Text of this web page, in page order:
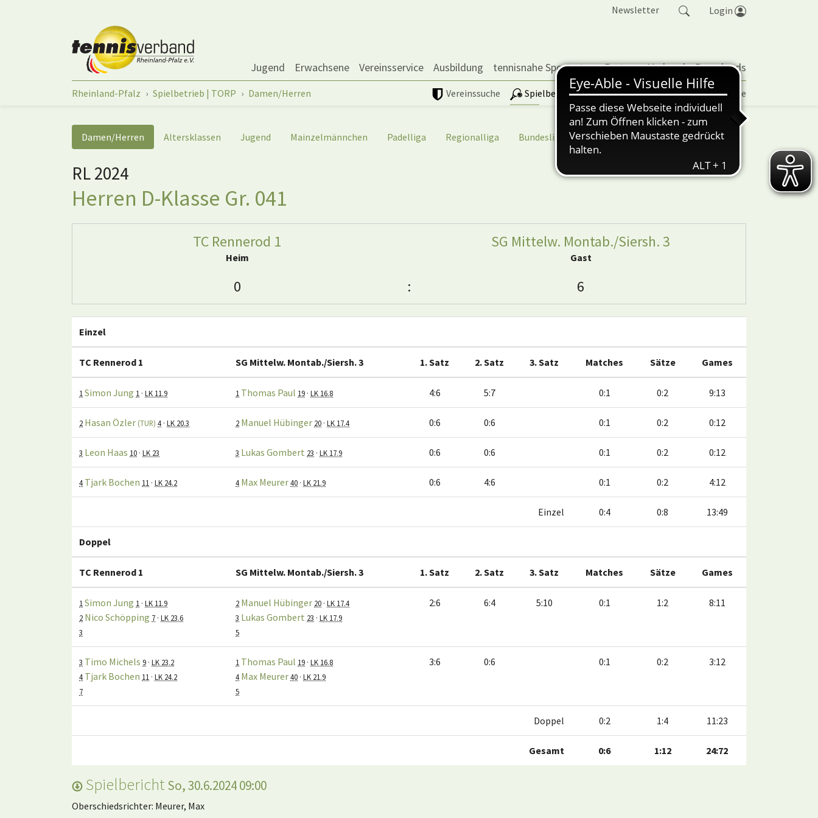
Newsletter Login
Jugend Erwachsene Vereinsservice Ausbildung tennisnahe Sportarten Partner Verband Downloads
Vereinssuche Spielbetrieb | TORP Vereinspokal Turniere
Sie sind hier:
Rheinland-Pfalz Spielbetrieb | TORP Damen/Herren
Damen/Herren Altersklassen Jugend Mainzelmännchen Padelliga Regionalliga Bundesliga nuScore
RL 2024
Herren D-Klasse Gr. 041
TC Rennerod 1
Heim
SG Mittelw. Montab./Siersh. 3
Gast
0 : 6
Einzel
TC Rennerod 1 SG Mittelw. Montab./Siersh. 3 1. Satz 2. Satz 3. Satz Matches Sätze Games
1 Simon Jung 1 · LK 11.9 1 Thomas Paul 19 · LK 16.8 4:6 5:7 0:1 0:2 9:13
2 Hasan Özler (TUR) 4 · LK 20.3 2 Manuel Hübinger 20 · LK 17.4 0:6 0:6 0:1 0:2 0:12
3 Leon Haas 10 · LK 23 3 Lukas Gombert 23 · LK 17.9 0:6 0:6 0:1 0:2 0:12
4 Tjark Bochen 11 · LK 24.2 4 Max Meurer40 · LK 21.9 0:6 4:6 0:1 0:2 4:12
Einzel 0:4 0:8 13:49
Doppel
TC Rennerod 1 SG Mittelw. Montab./Siersh. 3 1. Satz 2. Satz 3. Satz Matches Sätze Games
1 Simon Jung 1 · LK 11.9
2 Nico Schöpping 7 · LK 23.6
3
2 Manuel Hübinger 20 · LK 17.4
3 Lukas Gombert 23 · LK 17.9
5
2:6 6:4 5:10 0:1 1:2 8:11
3 Timo Michels 9 · LK 23.2
4 Tjark Bochen 11 · LK 24.2
7
1 Thomas Paul 19 · LK 16.8
4 Max Meurer40 · LK 21.9
5
3:6 0:6 0:1 0:2 3:12
Doppel 0:2 1:4 11:23
Gesamt 0:6 1:12 24:72
Spielbericht So, 30.6.2024 09:00
Oberschiedsrichter: Meurer, Max